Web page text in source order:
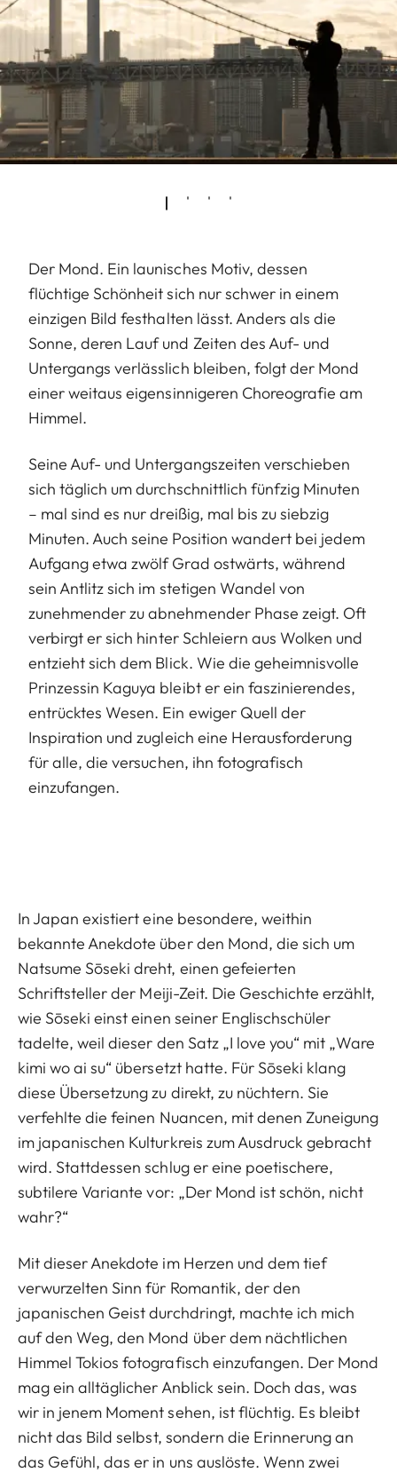
Der Mond. Ein launisches Motiv, dessen
flüchtige Schönheit sich nur schwer in einem
einzigen Bild festhalten lässt. Anders als die
Sonne, deren Lauf und Zeiten des Auf- und
Untergangs verlässlich bleiben, folgt der Mond
einer weitaus eigensinnigeren Choreografie am
Himmel.
Seine Auf- und Untergangszeiten verschieben
sich täglich um durchschnittlich fünfzig Minuten
– mal sind es nur dreißig, mal bis zu siebzig
Minuten. Auch seine Position wandert bei jedem
Aufgang etwa zwölf Grad ostwärts, während
sein Antlitz sich im stetigen Wandel von
zunehmender zu abnehmender Phase zeigt. Oft
verbirgt er sich hinter Schleiern aus Wolken und
entzieht sich dem Blick. Wie die geheimnisvolle
Prinzessin Kaguya bleibt er ein faszinierendes,
entrücktes Wesen. Ein ewiger Quell der
Inspiration und zugleich eine Herausforderung
für alle, die versuchen, ihn fotografisch
einzufangen.
In Japan existiert eine besondere, weithin
bekannte Anekdote über den Mond, die sich um
Natsume Sōseki dreht, einen gefeierten
Schriftsteller der Meiji-Zeit. Die Geschichte erzählt,
wie Sōseki einst einen seiner Englischschüler
tadelte, weil dieser den Satz „I love you“ mit „Ware
kimi wo ai su“ übersetzt hatte. Für Sōseki klang
diese Übersetzung zu direkt, zu nüchtern. Sie
verfehlte die feinen Nuancen, mit denen Zuneigung
im japanischen Kulturkreis zum Ausdruck gebracht
wird. Stattdessen schlug er eine poetischere,
subtilere Variante vor: „Der Mond ist schön, nicht
wahr?“
Mit dieser Anekdote im Herzen und dem tief
verwurzelten Sinn für Romantik, der den
japanischen Geist durchdringt, machte ich mich
auf den Weg, den Mond über dem nächtlichen
Himmel Tokios fotografisch einzufangen. Der Mond
mag ein alltäglicher Anblick sein. Doch das, was
wir in jenem Moment sehen, ist flüchtig. Es bleibt
nicht das Bild selbst, sondern die Erinnerung an
das Gefühl, das er in uns auslöste. Wenn zwei